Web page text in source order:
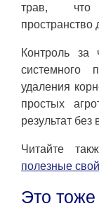
трав, что
пространство
Контроль за
системного
удаления
простых
результат
Читайте
полезные
Это тоже